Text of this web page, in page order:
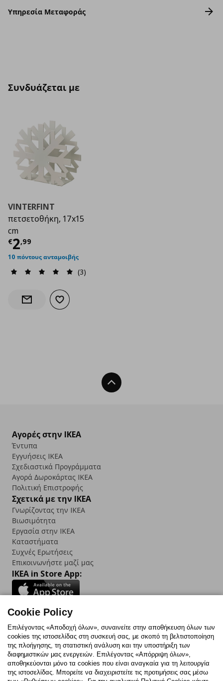
Υπηρεσία Μεταφοράς
Συνδυάζεται με
VINTERFINT
πετσετοθήκη, 17x15
cm
€2,99
Τρέχουσα τιμή
10 πόντους ανταμοιβής
(3)
Ενημέρωση διαθεσιμότητας
Προσθήκη στα αγαπημένα
Back To Top
Αγορές στην IKEA
Έντυπα
Εγγυήσεις IKEA
Σχεδιαστικά Προγράμματα
Αγορά Δωρoκάρτας IKEA
Πολιτική Επιστροφής
Σχετικά με την IKEA
Γνωρίζοντας την IKEA
Βιωσιμότητα
Εργασία στην IKEA
Καταστήματα
Συχνές Ερωτήσεις
Επικοινωνήστε μαζί μας
IKEA in Store App:
Follow us:
FacebookInstagram
TikTokYoutubePinterestTwitter
Cookie Policy
Επιλέγοντας «Αποδοχή όλων», συναινείτε στην αποθήκευση όλων των
cookies της ιστοσελίδας στη συσκευή σας, με σκοπό τη βελτιστοποίηση
της πλοήγησης, τη στατιστική ανάλυση και την υποστήριξη των
διαφημιστικών μας ενεργειών. Επιλέγοντας «Απόρριψη όλων»,
αποθηκεύονται μόνο τα cookies που είναι αναγκαία για τη λειτουργία
της ιστοσελίδας. Μπορείτε να διαχειριστείτε τις προτιμήσεις σας μέσω